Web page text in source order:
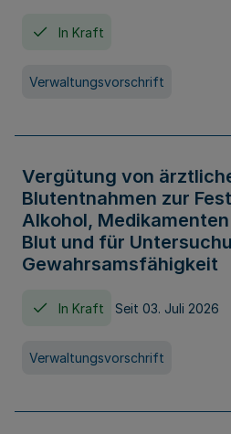
In Kraft
Verwaltungsvorschrift
Vergütung von
Blutentnahmen zur
Alkohol,
Blut und für
Gewahrsamsfähigkeit
In Kraft Seit 03. Juli 2026
Verwaltungsvorschrift